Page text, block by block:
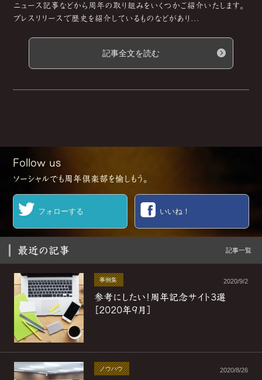
ニュース記事などから周年の取り組みをいくつかご紹介いたします。
プレスリリースで歴史を紹介しているものなどがあり...
記事全文を読む
Follow us
ソーシャルでも周年倶楽部を愉しもう。
フォローする いいね！
最近の記事 記事一覧
事例集 2020/9/2
参考にしたい！周年記念サイト3選
［2020年9月］
ノウハウ 2020/8/26